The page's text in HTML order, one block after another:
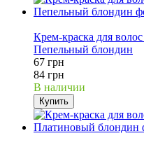
Крем-краска для
Пепельный блондин
67 грн
84 грн
В наличии
Купить